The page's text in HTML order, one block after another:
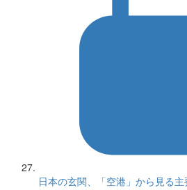
日本の玄関、「空港」から見る主